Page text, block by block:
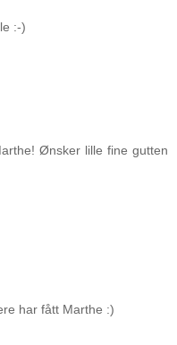
:-)
Ønsker lille fine gutten
har fått Marthe :)